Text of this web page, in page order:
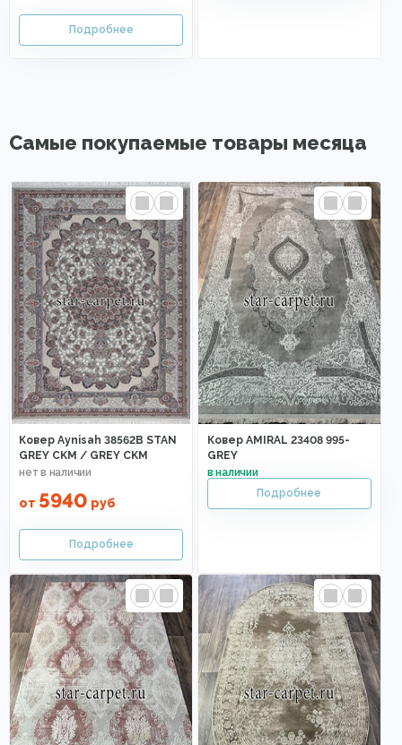
Самые покупаемые товары месяца
Ковер Aynisah 38562B STAN
GREY CKM / GREY CKM
от 5940 руб
Ковер AMIRAL 23408 995-
GREY